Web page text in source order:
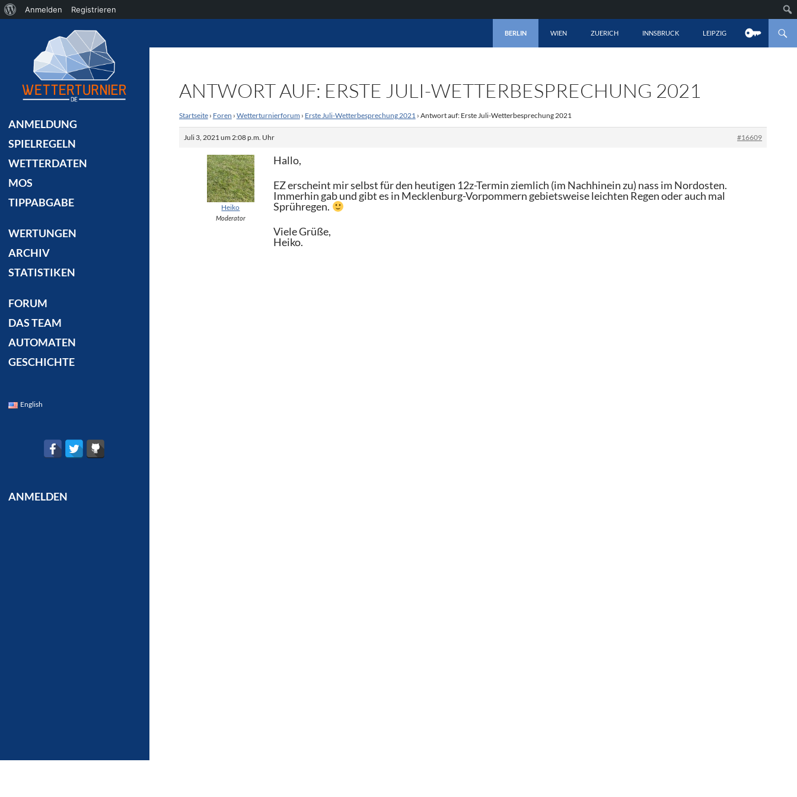
BERLIN
WIEN ZUERICH INNSBRUCK LEIPZIG
ANTWORT AUF: ERSTE JULI-WETTERBESPRECHUNG 2021
Startseite › Foren › Wetterturnierforum › Erste Juli-Wetterbesprechung 2021 › Antwort auf: Erste Juli-Wetterbesprechung 2021
Juli 3, 2021 um 2:08 p.m. Uhr #16609
Heiko
Moderator
Hallo,
EZ erscheint mir selbst für den heutigen 12z-Termin ziemlich (im Nachhinein zu) nass im Nordosten.
Immerhin gab und gibt es in Mecklenburg-Vorpommern gebietsweise leichten Regen oder auch mal
Sprühregen.
Viele Grüße,
Heiko.
ANMELDUNG
SPIELREGELN
WETTERDATEN
MOS
TIPPABGABE
WERTUNGEN
ARCHIV
STATISTIKEN
FORUM
DAS TEAM
AUTOMATEN
GESCHICHTE
English
ANMELDEN
Über
Anmelden Registrieren